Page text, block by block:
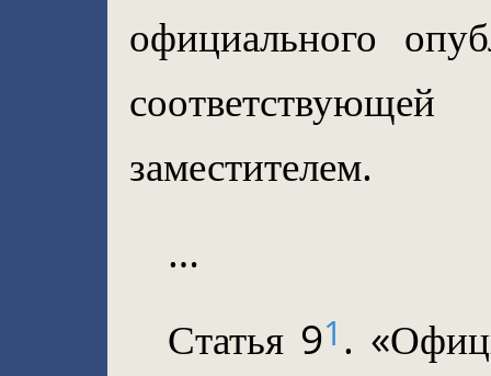
официального
заместителем.
…
Статья 91 .